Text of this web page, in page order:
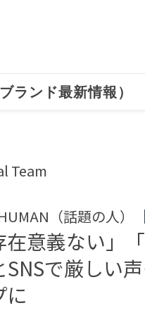
ブランド最新情報）
Team
（話題の人）
在意義ない」
SNSで厳しい
に